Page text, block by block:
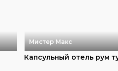
Мистер Макс
Капсульный отель рум